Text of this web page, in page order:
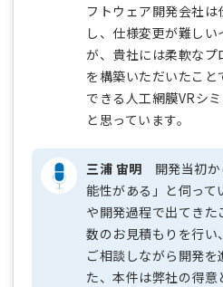
フトウェア開発会社
し、仕様変更が難し
が、貴社には柔軟なプ
を構築いただいたこと
できる人工網膜VRシ
と思っています。
三浦 宙明
開発当初
能性がある」と伺って
や開発過程で出てきた
数のお見積もりを行い
ご相談しながら開発
た、本件は弊社の得